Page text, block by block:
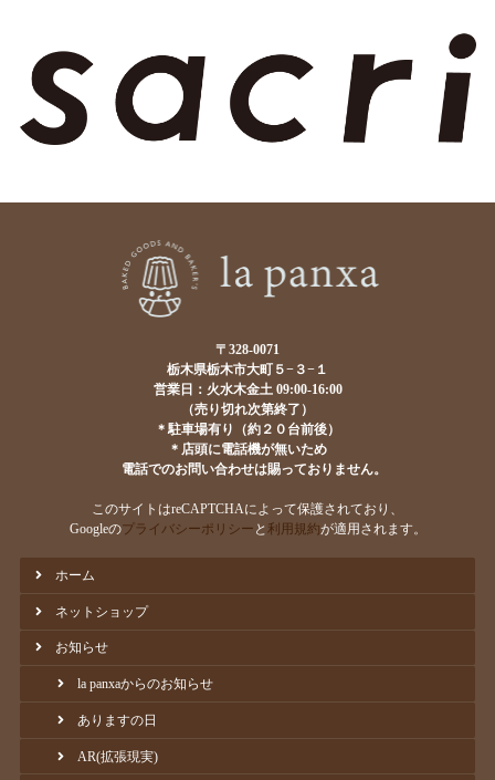
〒328-0071
栃木県栃木市大町５−３−１
営業日：火水木金土 09:00-16:00
（売り切れ次第終了）
＊駐車場有り（約２０台前後）
＊店頭に電話機が無いため
電話でのお問い合わせは賜っておりません。
このサイトはreCAPTCHAによって保護されており、
Googleのプライバシーポリシー と 利用規約が適用されます。
ホーム
ネットショップ
お知らせ
la panxaからのお知らせ
ありますの日
AR(拡張現実)